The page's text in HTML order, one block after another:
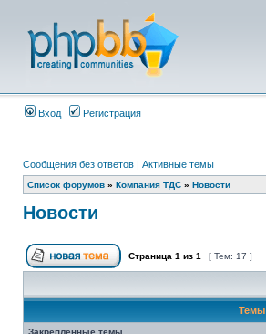
Вход Регистрация
Сообщения без ответов | Активные темы
Список форумов » Компания ТДС » Новости
Новости
Страница 1 из 1 [ Тем: 17 ]
Темы
Закрепленные темы